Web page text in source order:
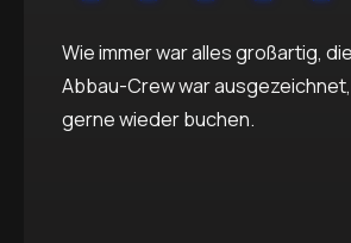
Wie immer war alles großartig,
Abbau-Crew war
gerne wieder buchen.